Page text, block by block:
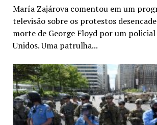
María Zajárova comentou em um
televisão sobre os protestos
morte de George Floyd por um policial
Unidos. Uma patrulha...